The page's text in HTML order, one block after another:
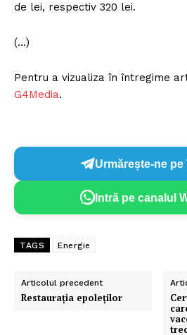
de lei, respectiv 320 lei.
(…)
Pentru a vizualiza în întregime
G4Media.
Urmărește-ne pe
Intră pe canalul
TAGS Energie
Articolul precedent
Restaurația epoleților